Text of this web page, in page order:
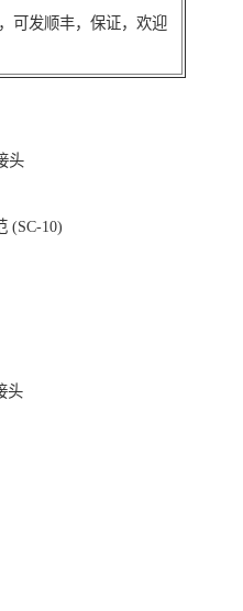
可发顺丰，保证，欢迎
头
(SC-10)
头